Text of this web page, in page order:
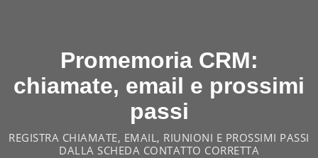
Promemoria CRM:
chiamate, email e prossimi
passi
REGISTRA CHIAMATE, EMAIL, RIUNIONI E PROSSIMI PASSI
DALLA SCHEDA CONTATTO CORRETTA